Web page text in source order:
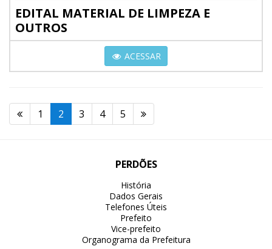
EDITAL MATERIAL DE LIMPEZA E
OUTROS
ACESSAR
1 2 3 4 5
PERDÕES
História
Dados Gerais
Telefones Úteis
Prefeito
Vice-prefeito
Organograma da Prefeitura